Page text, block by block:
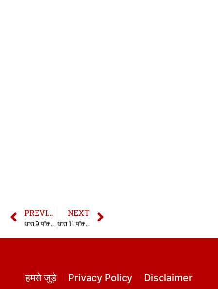
PREVIOUS
धारा 9 पॉक्सो एक्ट | 9 Pocso Act in hindi
NEXT
धारा 11 पॉक्सो एक्ट | 11 Pocso Act in hindi
हमसे जुड़े Privacy Policy Disclaimer